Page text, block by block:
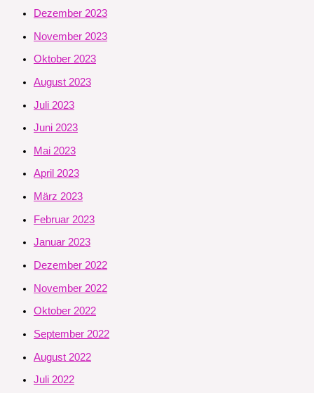
Dezember 2023
November 2023
Oktober 2023
August 2023
Juli 2023
Juni 2023
Mai 2023
April 2023
März 2023
Februar 2023
Januar 2023
Dezember 2022
November 2022
Oktober 2022
September 2022
August 2022
Juli 2022